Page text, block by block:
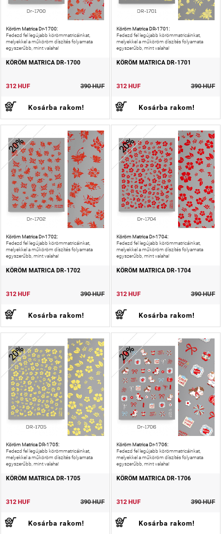
Köröm Matrica Dr-1700:
Fedezd fel legújabb körömmatricáinkat,
melyekkel a műköröm díszítés folyamata
egyszerűbb, mint valaha!
KÖRÖM MATRICA DR-1700
312 HUF 390 HUF
Kosárba rakom!
Köröm Matrica DR-1701:
Fedezd fel legújabb körömmatricáinkat,
melyekkel a műköröm díszítés folyamata
egyszerűbb, mint valaha!
KÖRÖM MATRICA DR-1701
312 HUF 390 HUF
Kosárba rakom!
20%
Köröm Matrica Dr-1702:
Fedezd fel legújabb körömmatricáinkat,
melyekkel a műköröm díszítés folyamata
egyszerűbb, mint valaha!
KÖRÖM MATRICA DR-1702
312 HUF 390 HUF
Kosárba rakom!
20%
Köröm Matrica Dr-1704:
Fedezd fel legújabb körömmatricáinkat,
melyekkel a műköröm díszítés folyamata
egyszerűbb, mint valaha!
KÖRÖM MATRICA DR-1704
312 HUF 390 HUF
Kosárba rakom!
20%
Köröm Matrica DR-1705:
Fedezd fel legújabb körömmatricáinkat,
melyekkel a műköröm díszítés folyamata
egyszerűbb, mint valaha!
KÖRÖM MATRICA DR-1705
312 HUF 390 HUF
Kosárba rakom!
20%
Köröm Matrica Dr-1706:
Fedezd fel legújabb körömmatricáinkat,
melyekkel a műköröm díszítés folyamata
egyszerűbb, mint valaha!
KÖRÖM MATRICA DR-1706
312 HUF 390 HUF
Kosárba rakom!